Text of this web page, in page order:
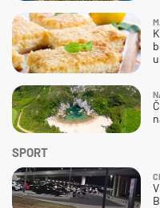
SPORT